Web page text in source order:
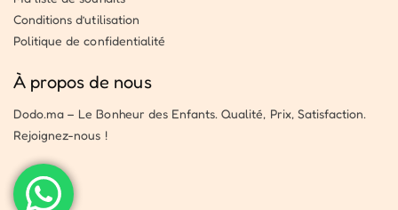
Conditions d’utilisation
Politique de confidentialité
À propos de nous
Dodo.ma – Le Bonheur des Enfants. Qualité, Prix, Satisfaction.
Rejoignez-nous !